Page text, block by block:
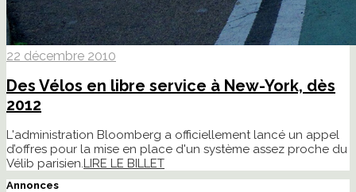
22 décembre 2010
Des Vélos en libre service à New-York, dès
2012
L'administration Bloomberg a officiellement lancé un appel
d’offres pour la mise en place d'un système assez proche du
Vélib parisien.LIRE LE BILLET
Annonces